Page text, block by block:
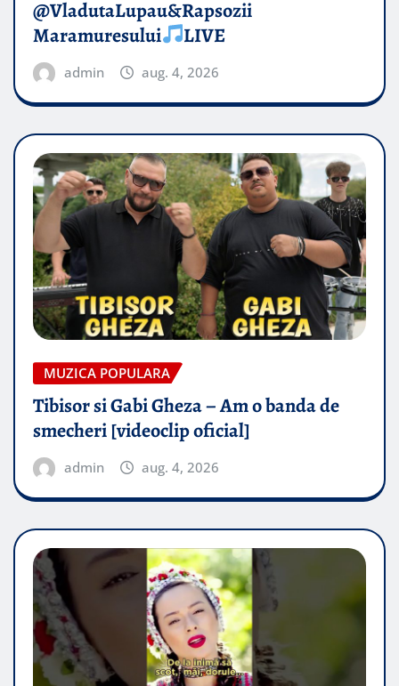
@VladutaLupau&Rapsozii
Maramuresului
LIVE
admin aug. 4, 2026
MUZICA POPULARA
Tibisor si Gabi Gheza – Am o banda de
smecheri [videoclip oficial]
admin aug. 4, 2026